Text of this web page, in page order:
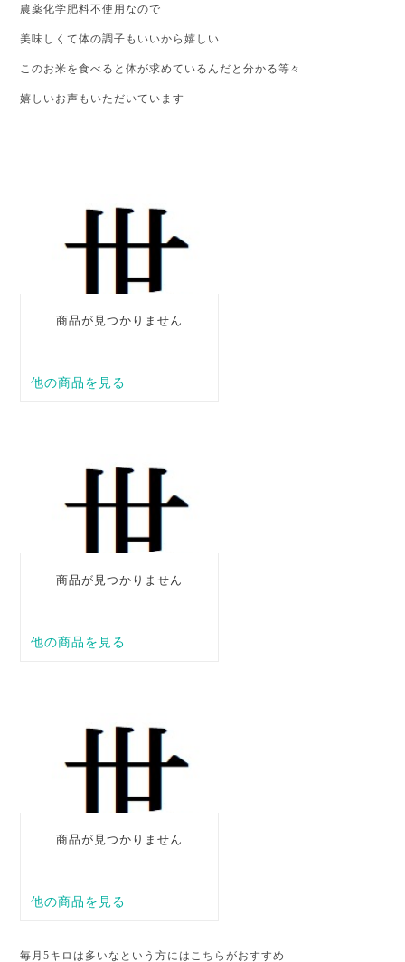
農薬化学肥料不使用なので
美味しくて体の調子もいいから嬉しい
このお米を食べると体が求めているんだと分かる等々
嬉しいお声もいただいています
毎月5キロは多いなという方にはこちらがおすすめ